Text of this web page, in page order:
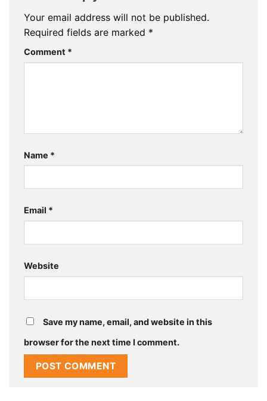
Your email address will not be published.
Required fields are marked *
Comment *
Name *
Email *
Website
Save my name, email, and website in this
browser for the next time I comment.